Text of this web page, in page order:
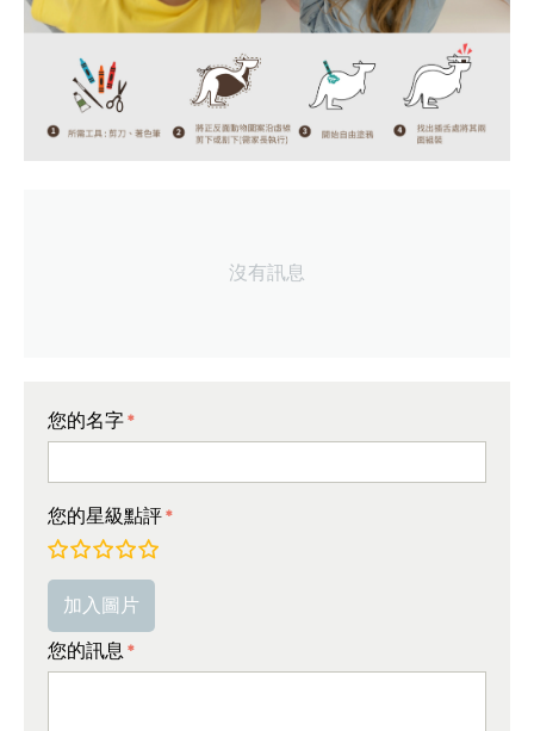
沒有訊息
您的名字
您的星級點評
非常好
平均
較差
非常差
加入圖片
您的訊息